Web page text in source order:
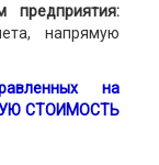
предприятия:
напрямую
на
СТОИМОСТЬ